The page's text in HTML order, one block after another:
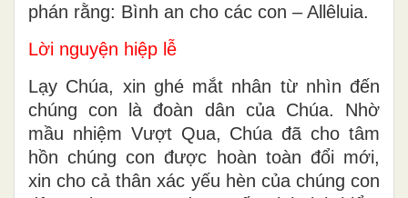
phán rằng: Bình an cho các con – Allêluia.
Lời nguyện hiệp lễ
Lạy Chúa, xin ghé mắt nhân từ nhìn đến
chúng con là đoàn dân của Chúa. Nhờ
mầu nhiệm Vượt Qua, Chúa đã cho tâm
hồn chúng con được hoàn toàn đổi mới,
xin cho cả thân xác yếu hèn của chúng con